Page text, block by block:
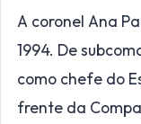
A coronel Ana
1994. De
como chefe do
frente da